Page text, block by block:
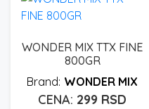
WONDER MIX TTX FINE
800GR
WONDER MIX
299 RSD